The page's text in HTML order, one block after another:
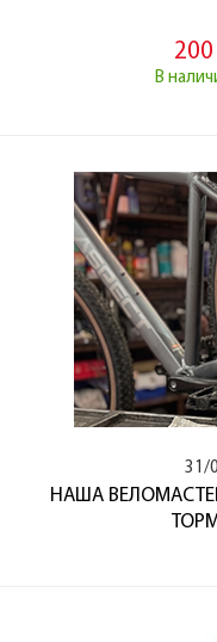
200
В
31/
НАША